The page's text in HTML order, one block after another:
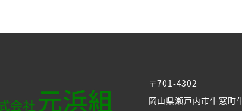
〒701-4302
岡山県瀬戸内市牛窓町